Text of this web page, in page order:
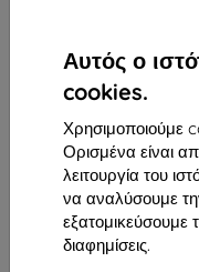
Αυτός ο
cookies.
Χρησιμοποιούμε
Ορισμένα είναι
λειτουργία του
να αναλύσουμε
εξατομικεύσουμε
διαφημίσεις.
του συνόλου3.